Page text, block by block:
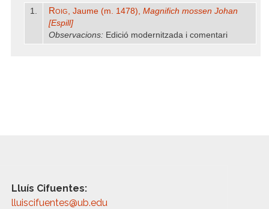
1.
Roig, Jaume (m. 1478), Magnifich mossen Johan
[Espill]
Observacions: Edició modernitzada i comentari
Lluís Cifuentes:
lluiscifuentes@ub.edu